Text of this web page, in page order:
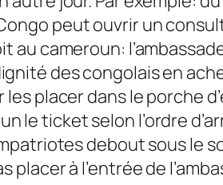
peut ouvrir un
au cameroun:
des congolais en
placer dans le porche
le ticket selon l’ordre
debout sous le
à l’entrée de